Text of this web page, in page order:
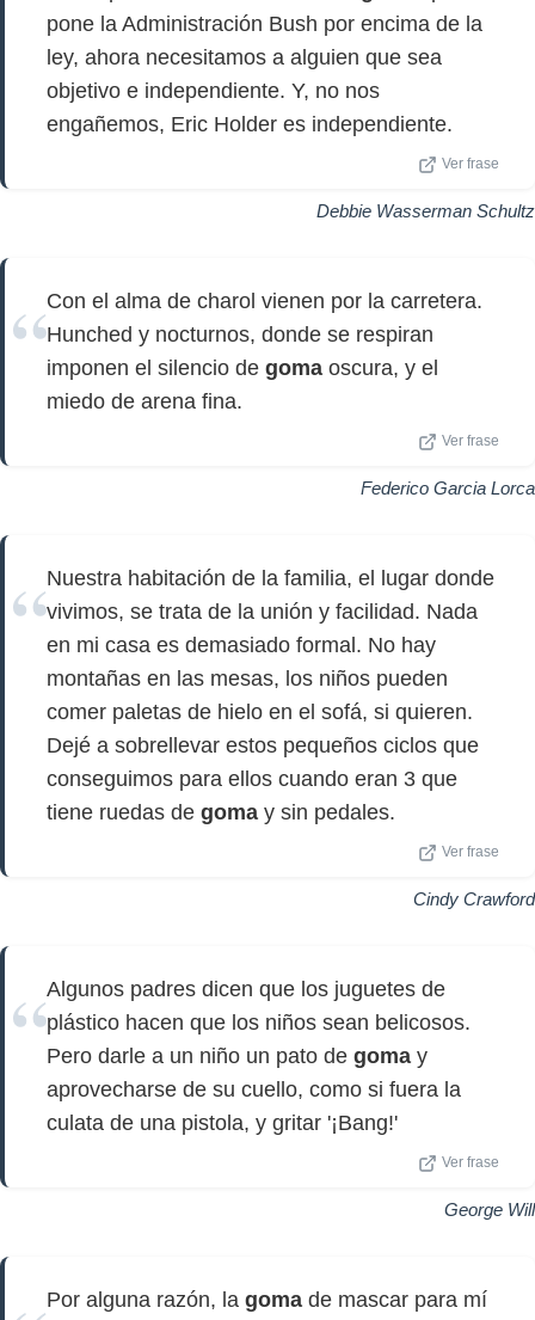
pone la Administración Bush por encima de la
ley, ahora necesitamos a alguien que sea
objetivo e independiente. Y, no nos
engañemos, Eric Holder es independiente.
Ver frase
Debbie Wasserman Schultz
Con el alma de charol vienen por la carretera.
Hunched y nocturnos, donde se respiran
imponen el silencio de goma oscura, y el
miedo de arena fina.
Ver frase
Federico Garcia Lorca
Nuestra habitación de la familia, el lugar donde
vivimos, se trata de la unión y facilidad. Nada
en mi casa es demasiado formal. No hay
montañas en las mesas, los niños pueden
comer paletas de hielo en el sofá, si quieren.
Dejé a sobrellevar estos pequeños ciclos que
conseguimos para ellos cuando eran 3 que
tiene ruedas de goma y sin pedales.
Ver frase
Cindy Crawford
Algunos padres dicen que los juguetes de
plástico hacen que los niños sean belicosos.
Pero darle a un niño un pato de goma y
aprovecharse de su cuello, como si fuera la
culata de una pistola, y gritar '¡Bang!'
Ver frase
George Will
Por alguna razón, la goma de mascar para mí